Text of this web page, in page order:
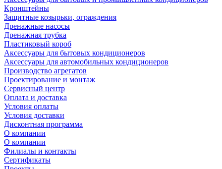
Кронштейны
Защитные козырьки, ограждения
Дренажные насосы
Дренажная трубка
Пластиковый короб
Аксессуары для бытовых кондиционеров
Аксессуары для автомобильных кондиционеров
Производство агрегатов
Проектирование и монтаж
Сервисный центр
Оплата и доставка
Условия оплаты
Условия доставки
Дисконтная программа
О компании
О компании
Филиалы и контакты
Сертификаты